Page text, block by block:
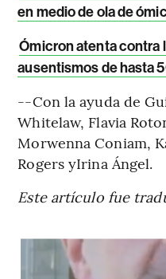
en medio de ola de
Ómicron atenta contra
ausentismos de hasta
--Con la ayuda de
Whitelaw, Flavia
Morwenna Coniam,
Rogers yIrina Ángel.
Este artículo fue